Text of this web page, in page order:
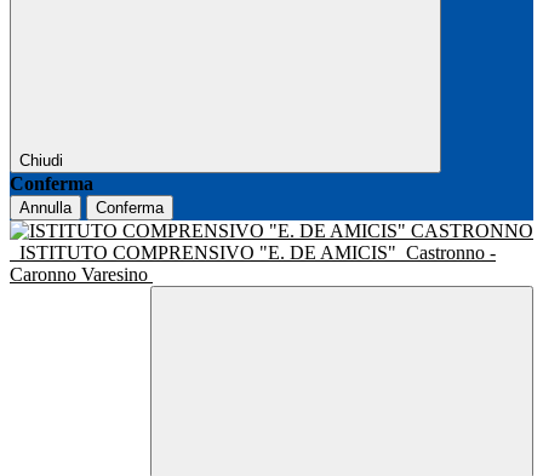
Chiudi
Conferma
Annulla Conferma
ISTITUTO COMPRENSIVO "E. DE AMICIS" Castronno -
Caronno Varesino